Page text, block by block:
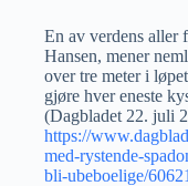
En av verdens aller
Hansen, mener
over tre meter i
gjøre hver eneste
(Dagbladet 22. juli
https://
med-rystende-
bli-ubeboelige/